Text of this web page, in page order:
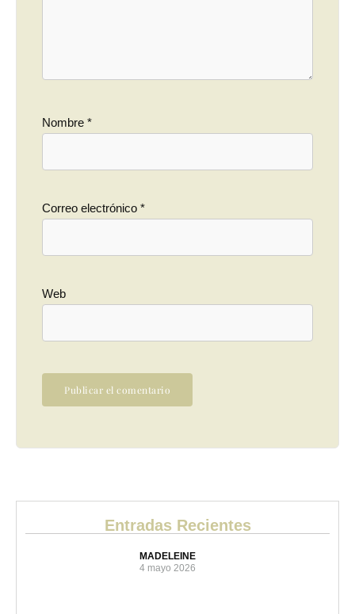
Nombre *
Correo electrónico *
Web
Entradas Recientes
MADELEINE
4 mayo 2026